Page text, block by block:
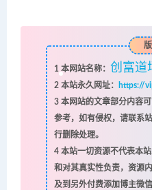
1 本网站名称： 创富道
2本站永久网址：
https://
3本网站的文章部分内容
参考，如有侵权，请联系
行删除处理。
4本站一切资源不代表本
和对其真实性负责，资源
及到另外付费添加博主微